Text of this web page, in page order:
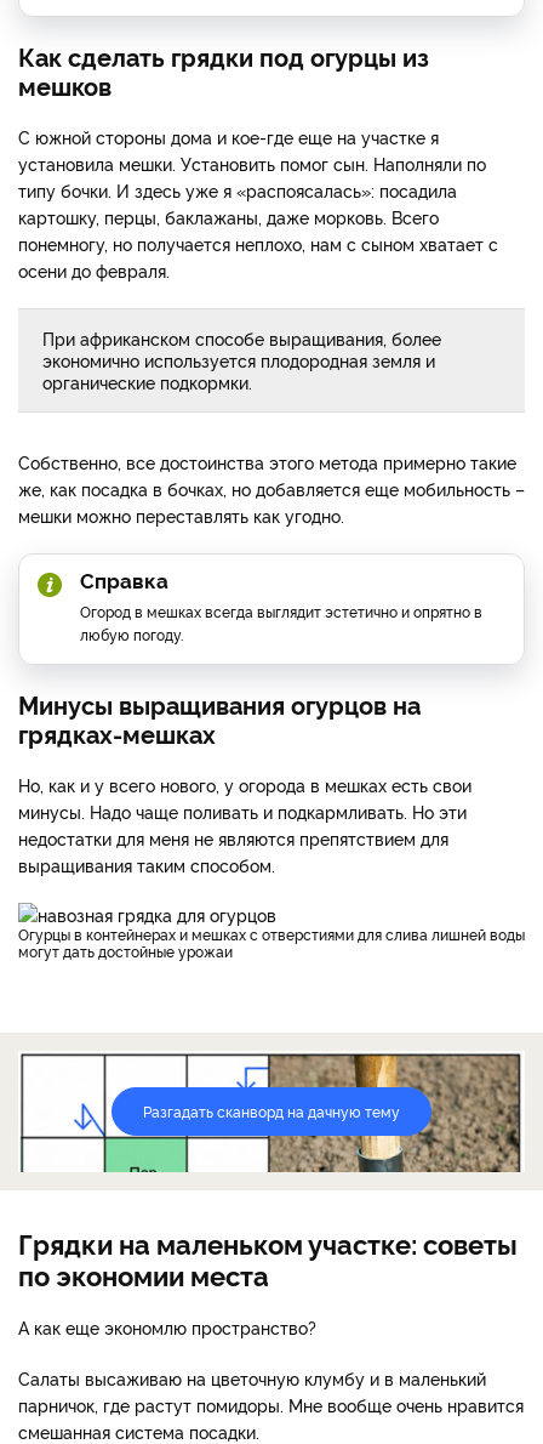
Как сделать грядки под огурцы из
мешков
С южной стороны дома и кое-где еще на участке я
установила мешки. Установить помог сын. Наполняли по
типу бочки. И здесь уже я «распоясалась»: посадила
картошку, перцы, баклажаны, даже морковь. Всего
понемногу, но получается неплохо, нам с сыном хватает с
осени до февраля.
При африканском способе выращивания, более
экономично используется плодородная земля и
органические подкормки.
Собственно, все достоинства этого метода примерно такие
же, как посадка в бочках, но добавляется еще мобильность –
мешки можно переставлять как угодно.
Справка
Огород в мешках всегда выглядит эстетично и опрятно в
любую погоду.
Минусы выращивания огурцов на
грядках-мешках
Но, как и у всего нового, у огорода в мешках есть свои
минусы. Надо чаще поливать и подкармливать. Но эти
недостатки для меня не являются препятствием для
выращивания таким способом.
Огурцы в контейнерах и мешках с отверстиями для слива лишней воды
могут дать достойные урожаи
Разгадать сканворд на дачную тему
Грядки на маленьком участке: советы
по экономии места
А как еще экономлю пространство?
Салаты высаживаю на цветочную клумбу и в маленький
парничок, где растут помидоры. Мне вообще очень нравится
смешанная система посадки.